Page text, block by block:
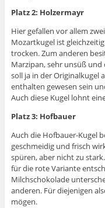
Platz 2: Holzermayr
Hier gefallen vor allem
Mozartkugel ist
trocken. Zum anderen
Marzipan, sehr unsüß
soll ja in der Originalkugel
enthalten gewesen sein
Auch diese Kugel lohnt
Platz 3: Hofbauer
Auch die Hofbauer-Kugel
geschmeidig und frisch
spüren, aber nicht zu
für die rote Variante
Milchschokolade
anderen. Für diejenigen
mögen.